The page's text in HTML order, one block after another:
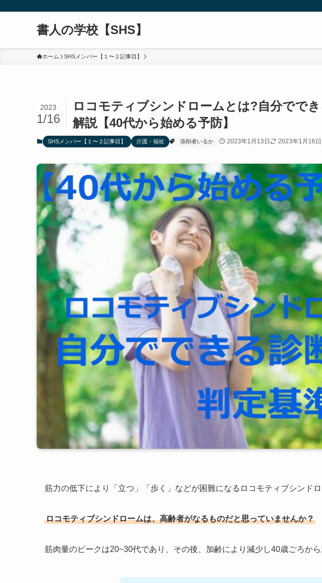
書人の学校【SHS】
ホーム SHSメンバー【１〜２記事目】
ロコモティブシンドロームとは?自分でで
解説【40代から始める予防】
2023
1/16
SHSメンバー【１〜２記事目】 介護・福祉 添削者いるか 2023年1月13日 2023年1月16日
筋力の低下により「立つ」「歩く」などが困難になるロコモティブシンドロ
ロコモティブシンドロームは、高齢者がなるものだと思っていませんか？
筋肉量のピークは20~30代であり、その後、加齢により減少し40歳ごろから